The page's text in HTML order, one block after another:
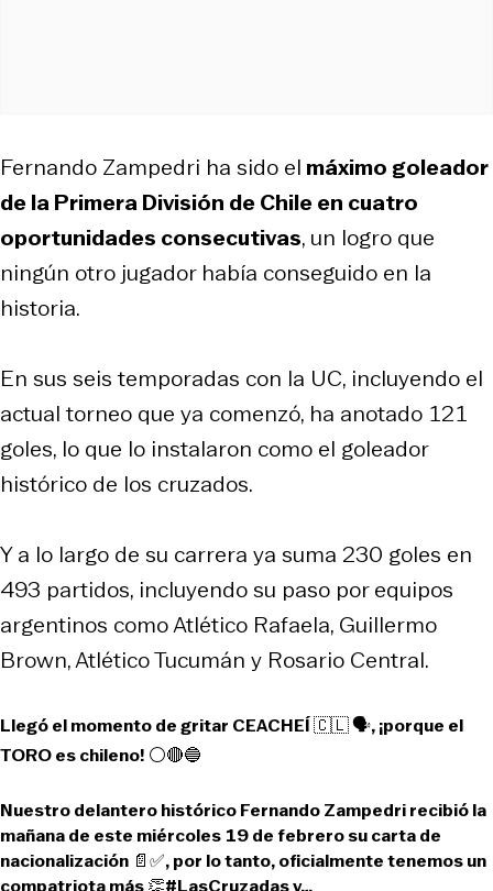
Fernando Zampedri ha sido el máximo goleador
de la Primera División de Chileen cuatro
oportunidades consecutivas, un logro que
ningún otro jugador había conseguido en la
historia.
En sus seis temporadas con la UC, incluyendo el
actual torneo que ya comenzó, ha anotado 121
goles, lo que lo instalaron como el goleador
histórico de los cruzados.
Y a lo largo de su carrera ya suma 230 goles en
493 partidos, incluyendo su paso por equipos
argentinos como Atlético Rafaela, Guillermo
Brown, Atlético Tucumán y Rosario Central.
Llegó el momento de gritar CEACHEÍ 🇨🇱 🗣️, ¡porque el
TORO es chileno! ⚪🔴🔵
Nuestro delantero histórico Fernando Zampedri recibió la
mañana de este miércoles 19 de febrero su carta de
nacionalización 📄✅, por lo tanto, oficialmente tenemos un
compatriota más 👏#LasCruzadasy…